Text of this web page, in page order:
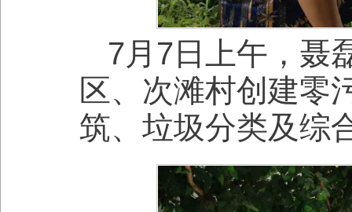
7月7日上午，聂
区、次滩村创建零
筑、垃圾分类及综